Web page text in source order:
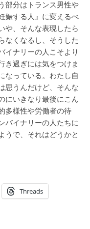
部分はトランス男性や
娠する人』に変えるべ
や、そんな表現したら
なくなるし、そうした
イナリーの人こそより
き過ぎには気をつけま
なっている。わたし自
思うんだけど、そんな
にいきなり最後にこん
多様性や労働者の待
バイナリーの人たちに
うで、それはどうかと
Threads